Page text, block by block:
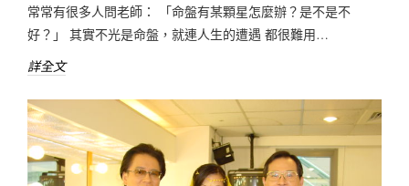
常常有很多人問老師： 「命盤有某顆星怎麼辦？是不是不
好？」 其實不光是命盤，就連人生的遭遇 都很難用…
詳全文